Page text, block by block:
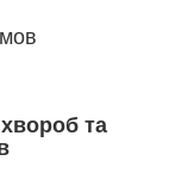
хвороб та